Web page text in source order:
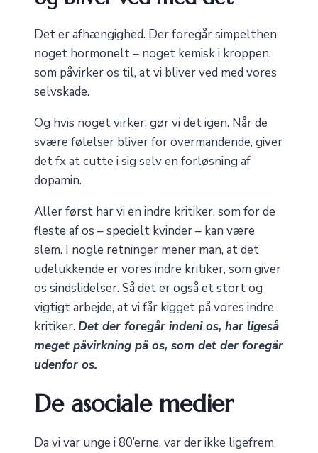
Det er afhængighed. Der foregår simpelthen
noget hormonelt – noget kemisk i kroppen,
som påvirker os til, at vi bliver ved med vores
selvskade.
Og hvis noget virker, gør vi det igen. Når de
svære følelser bliver for overmandende, giver
det fx at cutte i sig selv en forløsning af
dopamin.
Aller først har vi en indre kritiker, som for de
fleste af os – specielt kvinder – kan være
slem. I nogle retninger mener man, at det
udelukkende er vores indre kritiker, som giver
os sindslidelser. Så det er også et stort og
vigtigt arbejde, at vi får kigget på vores indre
kritiker. Det der foregår indeni os, har ligeså
meget påvirkning på os, som det der foregår
udenfor os.
De asociale medier
Da vi var unge i 80’erne, var der ikke ligefrem